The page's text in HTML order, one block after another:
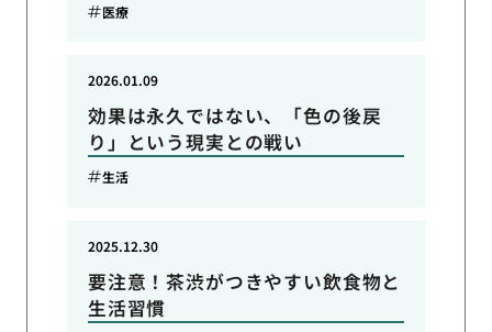
医療
効果は永久ではない、「色の後戻
り」という現実との戦い
2026.01.09
生活
要注意！茶渋がつきやすい飲食物と
生活習慣
2025.12.30